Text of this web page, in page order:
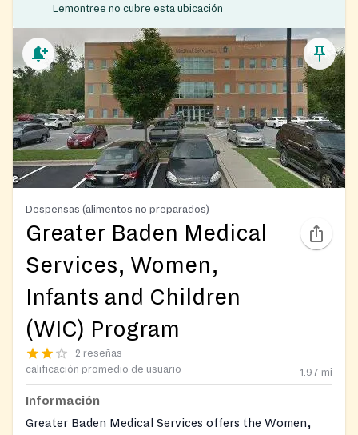
Lemontree no cubre esta ubicación
Despensas (alimentos no preparados)
Greater Baden Medical
Services, Women,
Infants and Children
(WIC) Program
2 reseñas
calificación promedio de usuario
1.97 mi
Información
Greater Baden Medical Services offers the Women,